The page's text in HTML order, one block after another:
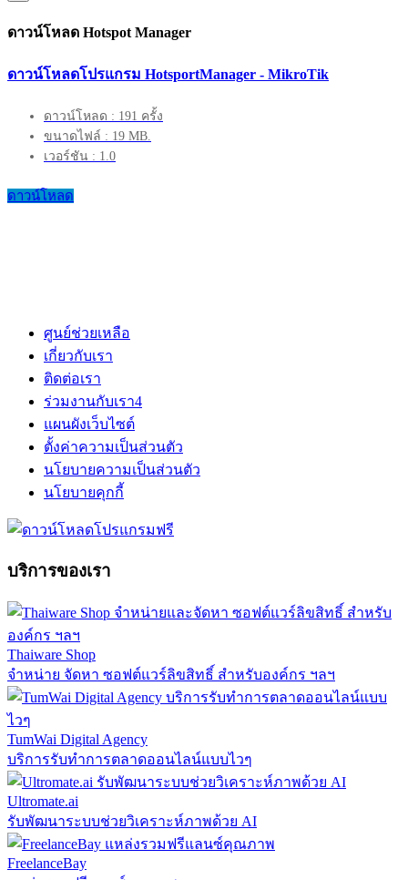
ดาวน์โหลด Hotspot Manager
ดาวน์โหลดโปรแกรม HotsportManager - MikroTik
ดาวน์โหลด : 191 ครั้ง
ขนาดไฟล์ : 19 MB.
เวอร์ชัน : 1.0
ดาวน์โหลด
ศูนย์ช่วยเหลือ
เกี่ยวกับเรา
ติดต่อเรา
ร่วมงานกับเรา4
แผนผังเว็บไซต์
ตั้งค่าความเป็นส่วนตัว
นโยบายความเป็นส่วนตัว
นโยบายคุกกี้
บริการของเรา
Thaiware Shop
จำหน่าย จัดหา ซอฟต์แวร์ลิขสิทธิ์ สำหรับองค์กร ฯลฯ
TumWai Digital Agency
บริการรับทำการตลาดออนไลน์แบบไวๆ
Ultromate.ai
รับพัฒนาระบบช่วยวิเคราะห์ภาพด้วย AI
FreelanceBay